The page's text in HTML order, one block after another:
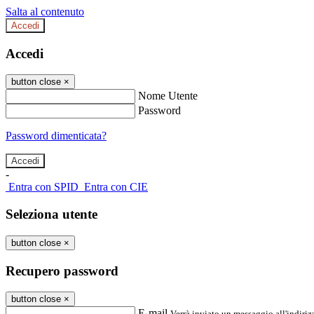
Salta al contenuto
Accedi
Accedi
button close ×
Nome Utente
Password
Password dimenticata?
-
Entra con SPID Entra con CIE
Seleziona utente
button close ×
Recupero password
button close ×